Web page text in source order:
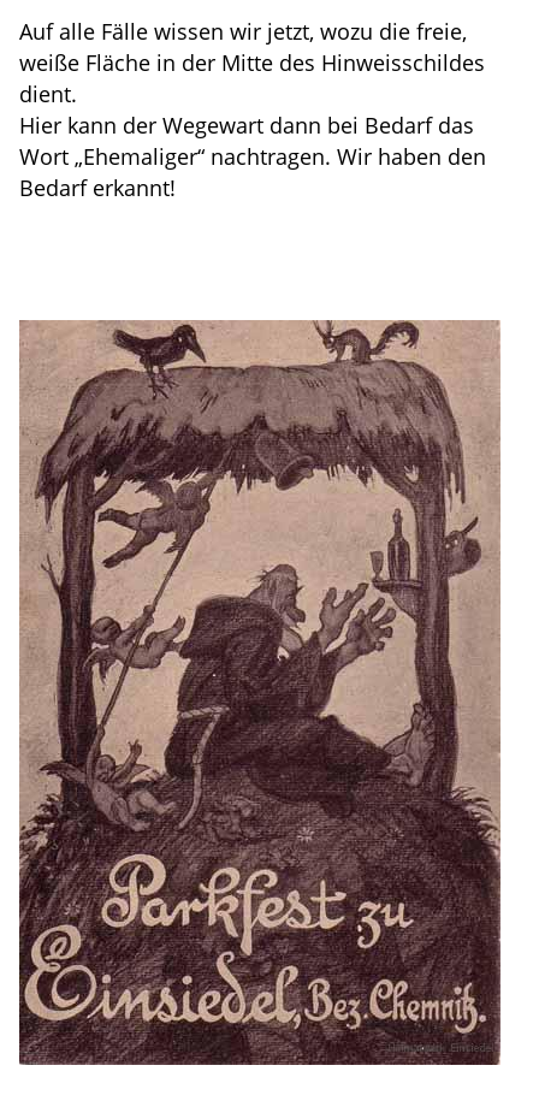
Auf alle Fälle wissen wir jetzt, wozu die freie,
weiße Fläche in der Mitte des Hinweisschildes
dient.
Hier kann der Wegewart dann bei Bedarf das
Wort „Ehemaliger“ nachtragen. Wir haben den
Bedarf erkannt!